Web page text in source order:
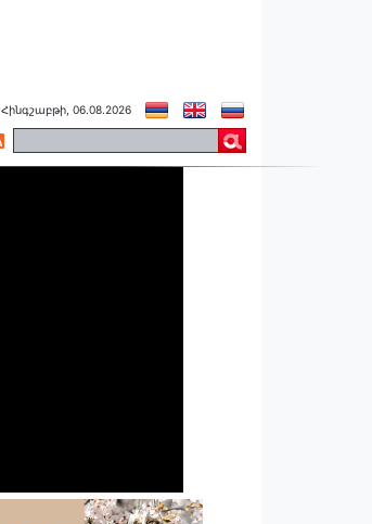
Հինգշաբթի, 06.08.2026